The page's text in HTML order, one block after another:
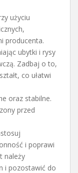
użyciu
producenta.
ubytki i rysy
Zadbaj o to,
co ułatwi
oraz stabilne.
przed
i poprawi
należy
i pozostawić do